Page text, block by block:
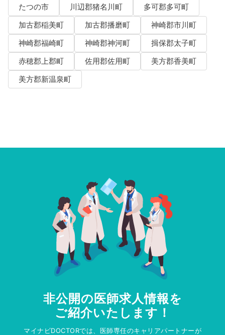
たつの市
川辺郡猪名川町
多可郡多可町
加古郡稲美町
加古郡播磨町
神崎郡市川町
神崎郡福崎町
神崎郡神河町
揖保郡太子町
赤穂郡上郡町
佐用郡佐用町
美方郡香美町
美方郡新温泉町
非公開の医師求人情報を
ご紹介いたします！
マイナビDOCTORでは、医師専任のキャリアパートナーが